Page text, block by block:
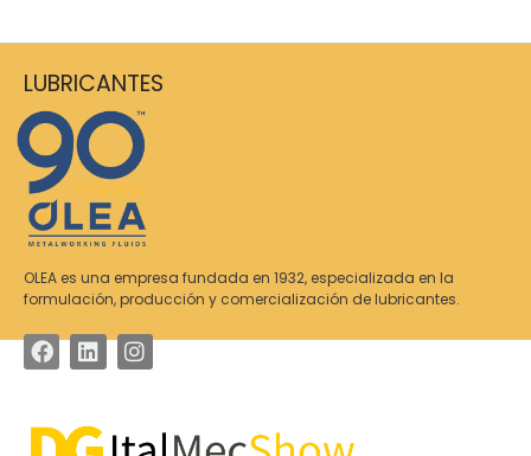
LUBRICANTES
OLEA es una empresa fundada en 1932, especializada en la
formulación, producción y comercialización de lubricantes.